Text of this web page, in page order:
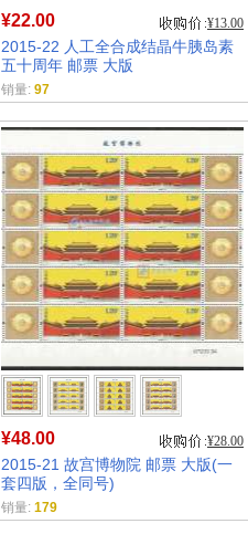
¥22.00 ¥13.00
2015-22 人工全合成结晶牛胰岛素
五十周年 邮票 大版
销量: 97
¥48.00 ¥28.00
2015-21 故宫博物院 邮票 大版(一
套四版，全同号)
销量: 179